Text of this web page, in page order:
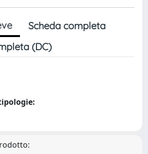
Scheda completa
(DC)